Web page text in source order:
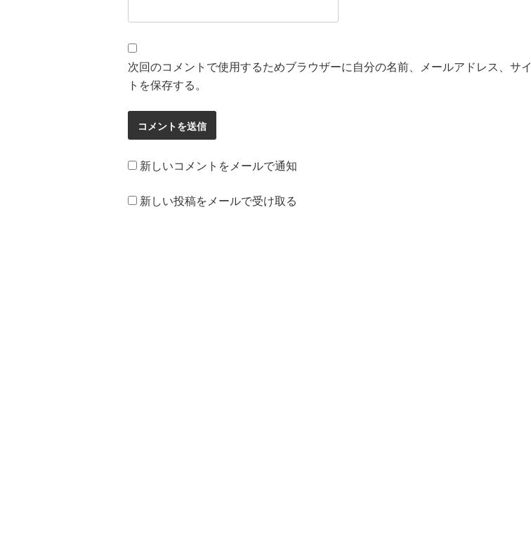
次回のコメントで使用するためブラウザーに自分の名前、メールアドレス、サイ
トを保存する。
新しいコメントをメールで通知
新しい投稿をメールで受け取る